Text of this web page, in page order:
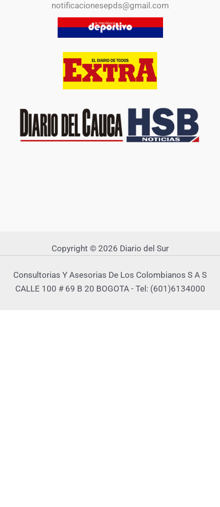
notificacionesepds@gmail.com
Copyright © 2026 Diario del Sur
Consultorias Y Asesorias De Los Colombianos S A S
CALLE 100 # 69 B 20 BOGOTA - Tel: (601)6134000